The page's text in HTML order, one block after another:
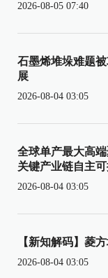
2026-08-05 07:40
石墨烯堆垛难题
展
2026-08-04 03:05
全球单产最大高
关键产业链自主
2026-08-04 03:05
【新知解码】菱
2026-08-04 03:05